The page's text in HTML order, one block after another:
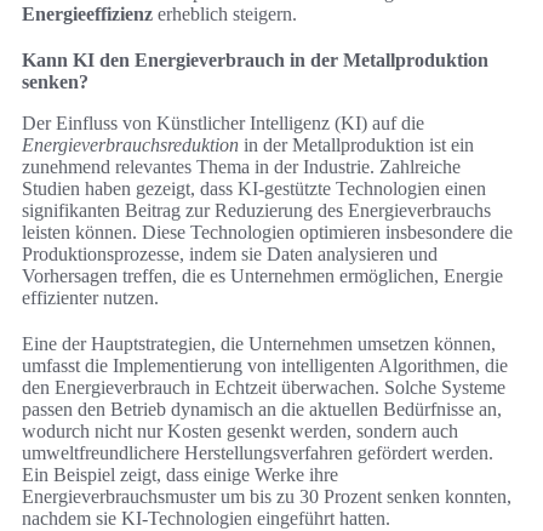
Energieeffizienz erheblich steigern.
Kann KI den Energieverbrauch in der Metallproduktion
senken?
Der Einfluss von Künstlicher Intelligenz (KI) auf die
Energieverbrauchsreduktion in der Metallproduktion ist ein
zunehmend relevantes Thema in der Industrie. Zahlreiche
Studien haben gezeigt, dass KI-gestützte Technologien einen
signifikanten Beitrag zur Reduzierung des Energieverbrauchs
leisten können. Diese Technologien optimieren insbesondere die
Produktionsprozesse, indem sie Daten analysieren und
Vorhersagen treffen, die es Unternehmen ermöglichen, Energie
effizienter nutzen.
Eine der Hauptstrategien, die Unternehmen umsetzen können,
umfasst die Implementierung von intelligenten Algorithmen, die
den Energieverbrauch in Echtzeit überwachen. Solche Systeme
passen den Betrieb dynamisch an die aktuellen Bedürfnisse an,
wodurch nicht nur Kosten gesenkt werden, sondern auch
umweltfreundlichere Herstellungsverfahren gefördert werden.
Ein Beispiel zeigt, dass einige Werke ihre
Energieverbrauchsmuster um bis zu 30 Prozent senken konnten,
nachdem sie KI-Technologien eingeführt hatten.